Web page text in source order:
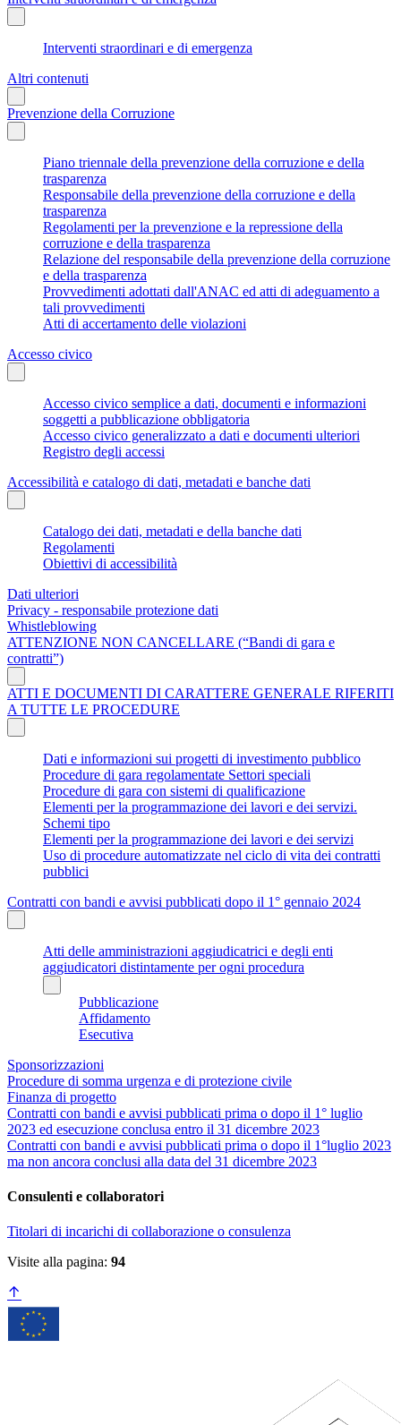
Interventi straordinari e di emergenza
Altri contenuti
Prevenzione della Corruzione
Piano triennale della prevenzione della corruzione e della
trasparenza
Responsabile della prevenzione della corruzione e della
trasparenza
Regolamenti per la prevenzione e la repressione della
corruzione e della trasparenza
Relazione del responsabile della prevenzione della corruzione
e della trasparenza
Provvedimenti adottati dall'ANAC ed atti di adeguamento a
tali provvedimenti
Atti di accertamento delle violazioni
Accesso civico
Accesso civico semplice a dati, documenti e informazioni
soggetti a pubblicazione obbligatoria
Accesso civico generalizzato a dati e documenti ulteriori
Registro degli accessi
Accessibilità e catalogo di dati, metadati e banche dati
Catalogo dei dati, metadati e della banche dati
Regolamenti
Obiettivi di accessibilità
Dati ulteriori
Privacy - responsabile protezione dati
Whistleblowing
ATTENZIONE NON CANCELLARE (“Bandi di gara e
contratti”)
ATTI E DOCUMENTI DI CARATTERE GENERALE RIFERITI
A TUTTE LE PROCEDURE
Dati e informazioni sui progetti di investimento pubblico
Procedure di gara regolamentate Settori speciali
Procedure di gara con sistemi di qualificazione
Elementi per la programmazione dei lavori e dei servizi.
Schemi tipo
Elementi per la programmazione dei lavori e dei servizi
Uso di procedure automatizzate nel ciclo di vita dei contratti
pubblici
Contratti con bandi e avvisi pubblicati dopo il 1° gennaio 2024
Atti delle amministrazioni aggiudicatrici e degli enti
aggiudicatori distintamente per ogni procedura
Pubblicazione
Affidamento
Esecutiva
Sponsorizzazioni
Procedure di somma urgenza e di protezione civile
Finanza di progetto
Contratti con bandi e avvisi pubblicati prima o dopo il 1° luglio
2023 ed esecuzione conclusa entro il 31 dicembre 2023
Contratti con bandi e avvisi pubblicati prima o dopo il 1°luglio 2023
ma non ancora conclusi alla data del 31 dicembre 2023
Consulenti e collaboratori
Titolari di incarichi di collaborazione o consulenza
Visite alla pagina: 94